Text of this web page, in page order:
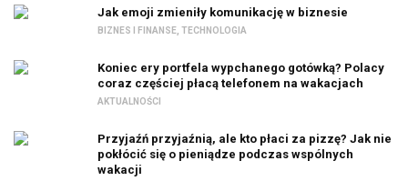
Jak emoji zmieniły komunikację w biznesie
BIZNES I FINANSE TECHNOLOGIA
Koniec ery portfela wypchanego gotówką? Polacy
coraz częściej płacą telefonem na wakacjach
AKTUALNOŚCI
Przyjaźń przyjaźnią, ale kto płaci za pizzę? Jak nie
pokłócić się o pieniądze podczas wspólnych
wakacji